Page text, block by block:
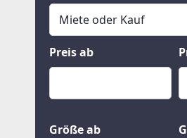
Suche läuft
Alle Immobilien
Häuser
Grund und Boden
Miete oder Kauf
Miete oder Kauf
Kauf
Preis ab
Größe ab